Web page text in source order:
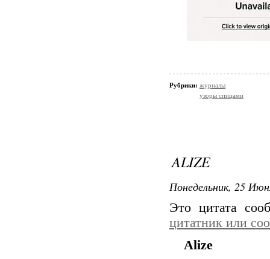
Рубрики: журналы
узоры спицами
ALIZE
Понедельник, 25
Это цитата
цитатник или
Alize